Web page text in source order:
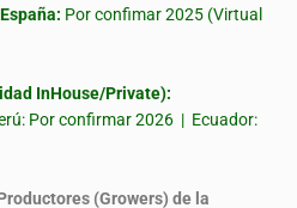
España: Por confimar 2025 (Virtual
InHouse/Private):
Por confirmar 2026 | Ecuador:
(Growers) de la